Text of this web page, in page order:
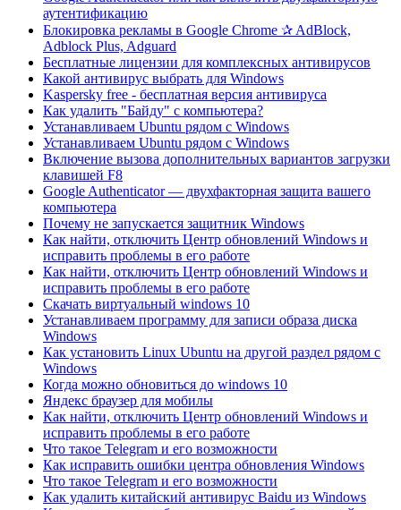
аутентификацию
Блокировка рекламы в Google Chrome ✰ AdBlock,
Adblock Plus, Adguard
Бесплатные лицензии для комплексных антивирусов
Какой антивирус выбрать для Windows
Kaspersky free - бесплатная версия антивируса
Как удалить "Байду" с компьютера?
Устанавливаем Ubuntu рядом с Windows
Устанавливаем Ubuntu рядом с Windows
Включение вызова дополнительных вариантов загрузки
клавишей F8
Google Authenticator — двухфакторная защита вашего
компьютера
Почему не запускается защитник Windows
Как найти, отключить Центр обновлений Windows и
исправить проблемы в его работе
Как найти, отключить Центр обновлений Windows и
исправить проблемы в его работе
Скачать виртуальный windows 10
Устанавливаем программу для записи образа диска
Windows
Как установить Linux Ubuntu на другой раздел рядом с
Windows
Когда можно обновиться до windows 10
Яндекс браузер для мобилы
Как найти, отключить Центр обновлений Windows и
исправить проблемы в его работе
Что такое Telegram и его возможности
Как исправить ошибки центра обновления Windows
Что такое Telegram и его возможности
Как удалить китайский антивирус Baidu из Windows